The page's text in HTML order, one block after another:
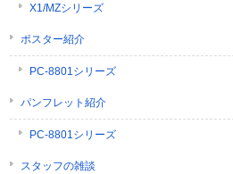
X1/MZシリーズ
ポスター紹介
PC-8801シリーズ
パンフレット紹介
PC-8801シリーズ
スタッフの雑談